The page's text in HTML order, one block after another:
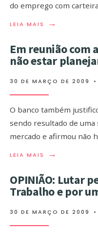
do emprego com
LEIA MAIS →
Em reunião com
não estar
30 DE MARÇO DE 2009 •
O banco também
sendo resultado de uma
mercado e afirmou não
LEIA MAIS →
OPINIÃO: Lutar
Trabalho e por
30 DE MARÇO DE 2009 •